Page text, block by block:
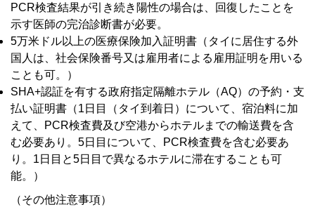
PCR検査結果が引き続き陽性の場合は、回復したことを
示す医師の完治診断書が必要。
5万米ドル以上の医療保険加入証明書（タイに居住する外
国人は、社会保険番号又は雇用者による雇用証明を用いる
ことも可。）
SHA+認証を有する政府指定隔離ホテル（AQ）の予約・支
払い証明書（1日目（タイ到着日）について、宿泊料に加
えて、PCR検査費及び空港からホテルまでの輸送費を含
む必要あり。5日目について、PCR検査費を含む必要あ
り。1日目と5日目で異なるホテルに滞在することも可
能。）
（その他注意事項）